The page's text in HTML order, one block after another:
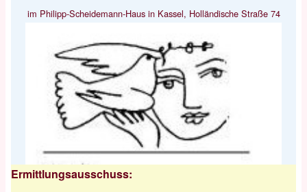
im Philipp-Scheidemann-Haus in Kassel, Holländische Straße 74
Ermittlungsausschuss: